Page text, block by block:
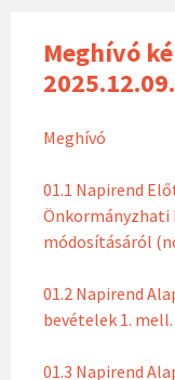
Meghívó
2025.12.09.
Meghívó
01.1 Napirend
Önkormányzhati
módosításáról
01.2 Napirend
bevételek 1. mell.
01.3 Napirend